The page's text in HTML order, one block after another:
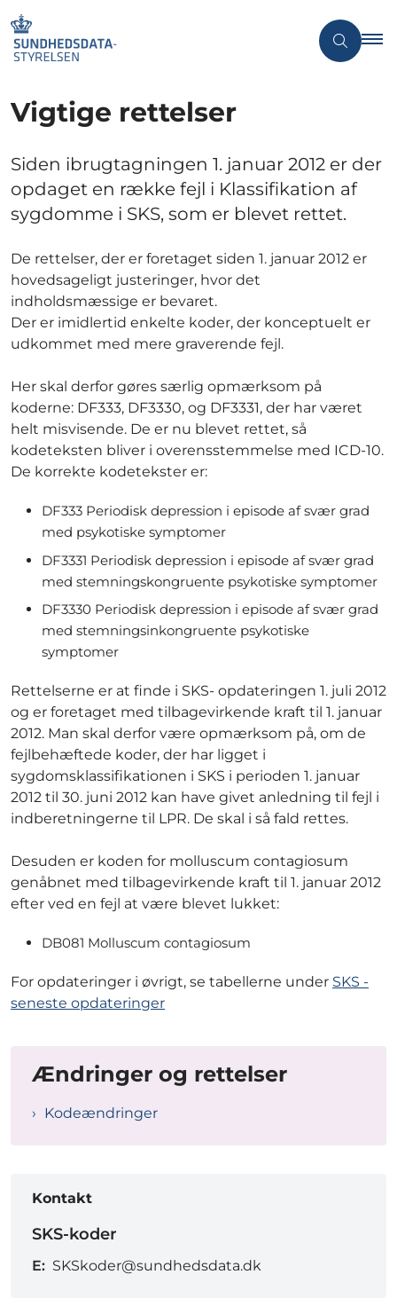
Vigtige rettelser
Siden ibrugtagningen 1. januar 2012 er der
opdaget en række fejl i Klassifikation af
sygdomme i SKS, som er blevet rettet.
De rettelser, der er foretaget siden 1. januar 2012 er
hovedsageligt justeringer, hvor det
indholdsmæssige er bevaret.
Der er imidlertid enkelte koder, der konceptuelt er
udkommet med mere graverende fejl.
Her skal derfor gøres særlig opmærksom på
koderne: DF333, DF3330, og DF3331, der har været
helt misvisende. De er nu blevet rettet, så
kodeteksten bliver i overensstemmelse med ICD-10.
De korrekte kodetekster er:
DF333 Periodisk depression i episode af svær grad
med psykotiske symptomer
DF3331 Periodisk depression i episode af svær grad
med stemningskongruente psykotiske symptomer
DF3330 Periodisk depression i episode af svær grad
med stemningsinkongruente psykotiske
symptomer
Rettelserne er at finde i SKS- opdateringen 1. juli 2012
og er foretaget med tilbagevirkende kraft til 1. januar
2012. Man skal derfor være opmærksom på, om de
fejlbehæftede koder, der har ligget i
sygdomsklassifikationen i SKS i perioden 1. januar
2012 til 30. juni 2012 kan have givet anledning til fejl i
indberetningerne til LPR. De skal i så fald rettes.
Desuden er koden for molluscum contagiosum
genåbnet med tilbagevirkende kraft til 1. januar 2012
efter ved en fejl at være blevet lukket:
DB081 Molluscum contagiosum
For opdateringer i øvrigt, se tabellerne under SKS -
seneste opdateringer
Ændringer og rettelser
Kodeændringer
Kontakt
SKS-koder
E: SKSkoder@sundhedsdata.dk